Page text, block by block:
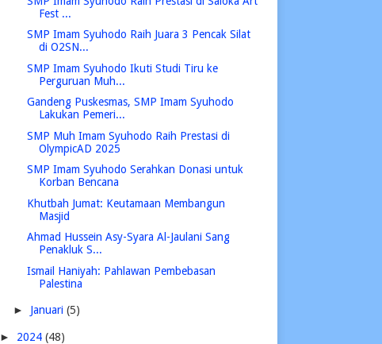
Fest ...
SMP Imam Syuhodo Raih Juara 3 Pencak Silat
di O2SN...
SMP Imam Syuhodo Ikuti Studi Tiru ke
Perguruan Muh...
Gandeng Puskesmas, SMP Imam Syuhodo
Lakukan Pemeri...
SMP Muh Imam Syuhodo Raih Prestasi di
OlympicAD 2025
SMP Imam Syuhodo Serahkan Donasi untuk
Korban Bencana
Khutbah Jumat: Keutamaan Membangun
Masjid
Ahmad Hussein Asy-Syara Al-Jaulani Sang
Penakluk S...
Ismail Haniyah: Pahlawan Pembebasan
Palestina
► Januari (5)
► 2024 (48)